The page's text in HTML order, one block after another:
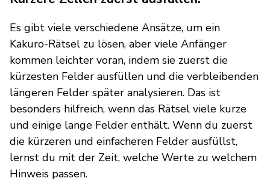
Es gibt viele verschiedene Ansätze, um ein
Kakuro-Rätsel zu lösen, aber viele Anfänger
kommen leichter voran, indem sie zuerst die
kürzesten Felder ausfüllen und die verbleibenden
längeren Felder später analysieren. Das ist
besonders hilfreich, wenn das Rätsel viele kurze
und einige lange Felder enthält. Wenn du zuerst
die kürzeren und einfacheren Felder ausfüllst,
lernst du mit der Zeit, welche Werte zu welchem
Hinweis passen.